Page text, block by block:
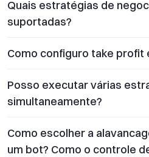
Quais estratégias de
suportadas?
Como configuro take profit
Posso executar várias
simultaneamente?
Como escolher a
um bot? Como o controle